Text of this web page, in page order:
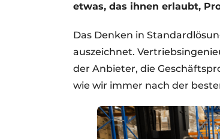
etwas, das ihnen erlaubt,
Das Denken in
auszeichnet.
der Anbieter, die
wie wir immer nach der